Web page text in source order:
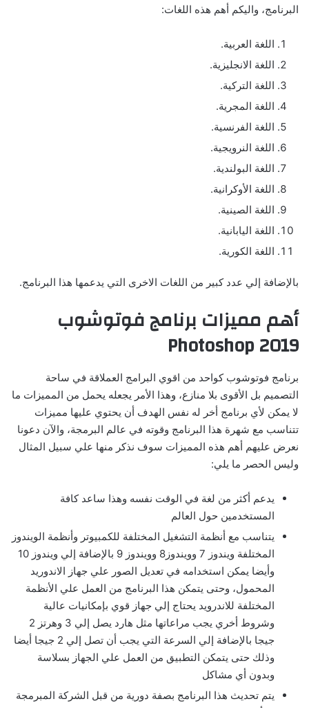
البرنامج، واليكم أهم هذه اللغات:
اللغة العربية.
اللغة الانجليزية.
اللغة التركية.
اللغة المجرية.
اللغة الفرنسية.
اللغة النرويجية.
اللغة البولندية.
اللغة الأوكرانية.
اللغة الصينية.
اللغة اليابانية.
اللغة الكورية.
بالإضافة إلي عدد كبير من اللغات الاخرى التي يدعمها هذا البرنامج.
أهم مميزات برنامج فوتوشوب
Photoshop 2019
برنامج فوتوشوب كواحد من اقوي البرامج العملاقة في ساحة
التصميم بل الأقوى بلا منازع، وهذا الأمر يجعله يحمل من المميزات ما
لا يمكن لأي برنامج أخر له نفس الهدف أن يحتوي عليها مميزات
تتناسب مع شهرة هذا البرنامج وقوته في عالم البرمجة، والآن دعونا
نعرض عليهم أهم هذه المميزات سوف نذكر منها علي سبيل المثال
وليس الحصر ما يلي:
يدعم أكثر من لغة في الوقت نفسه وهذا ساعد كافة
المستخدمين حول العالم
يتناسب مع أنظمة التشغيل المختلفة للكمبيوتر وأنظمة الويندوز
المختلفة ويندوز 7 وويندوز8 وويندوز 9 بالإضافة إلي ويندوز 10
وأيضا يمكن استخدامه في تعديل الصور علي جهاز الاندوريد
المحمول، وحتى يتمكن هذا البرنامج من العمل علي الأنظمة
المختلفة للاندرويد يحتاج إلي جهاز قوي بإمكانيات عالية
وشروط أخري يجب مراعاتها مثل هارد يصل إلي 3 وهرتز 2
جيجا بالإضافة إلي السرعة التي يجب أن تصل إلي 2 جيجا أيضا
وذلك حتى يتمكن التطبيق من العمل علي الجهاز بسلاسة
وبدون أي مشاكل
يتم تحديث هذا البرنامج بصفة دورية من قبل الشركة المبرمجة